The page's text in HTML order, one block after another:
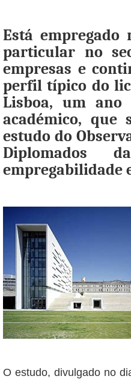
Está
particular no
empresas e
perfil típico do
Lisboa, um
académico,
estudo do
Diplomados
empregabilidade
O estudo, divulgado no